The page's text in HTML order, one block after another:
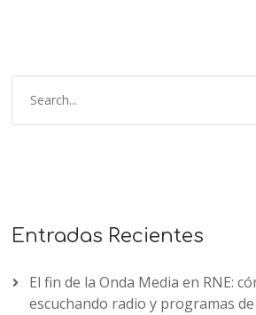
Entradas Recientes
El fin de la Onda Media en RNE:
escuchando radio y programas